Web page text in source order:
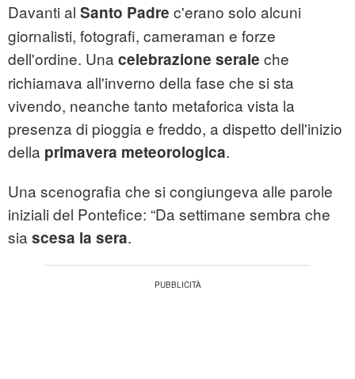
Davanti al Santo Padre c'erano solo alcuni
giornalisti, fotografi, cameraman e forze
dell'ordine. Una celebrazione serale che
richiamava all'inverno della fase che si sta
vivendo, neanche tanto metaforica vista la
presenza di pioggia e freddo, a dispetto dell'inizio
della primavera meteorologica.
Una scenografia che si congiungeva alle parole
iniziali del Pontefice: “Da settimane sembra che
sia scesa la sera.